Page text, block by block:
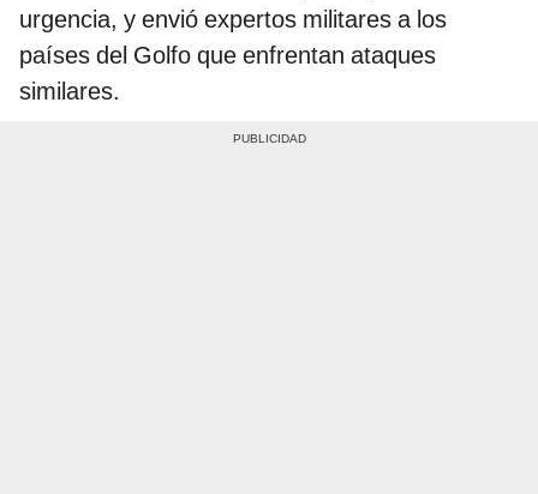
urgencia, y envió expertos militares a los
países del Golfo que enfrentan ataques
similares.